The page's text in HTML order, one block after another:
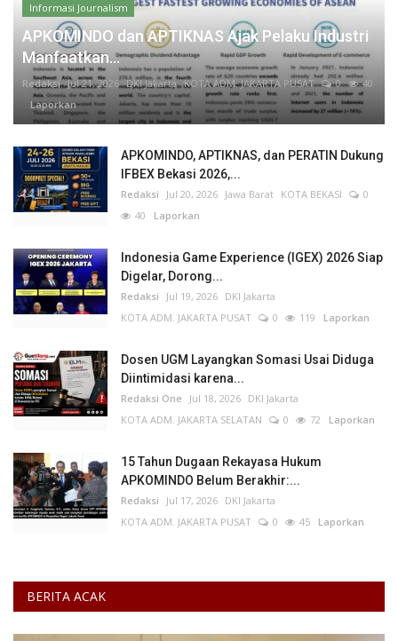
Informasi Journalism
APKOMINDO dan APTIKNAS Ajak Pelaku Industri
Manfaatkan...
Redaksi Jul 21, 2026 DKI Jakarta KOTA ADM. JAKARTA PUSAT 0
40
Laporkan
APKOMINDO, APTIKNAS, dan PERATIN Dukung
IFBEX Bekasi 2026,...
Redaksi Jul 20, 2026 Jawa Barat KOTA BEKASI
0
40 Laporkan
Indonesia Game Experience (IGEX) 2026 Siap
Digelar, Dorong...
Redaksi Jul 19, 2026 DKI Jakarta
KOTA ADM. JAKARTA PUSAT
0 119 Laporkan
Dosen UGM Layangkan Somasi Usai Diduga
Diintimidasi karena...
Redaksi One Jul 18, 2026 DKI Jakarta
KOTA ADM. JAKARTA SELATAN
0 72 Laporkan
15 Tahun Dugaan Rekayasa Hukum
APKOMINDO Belum Berakhir:...
Redaksi Jul 17, 2026 DKI Jakarta
KOTA ADM. JAKARTA PUSAT
0 45 Laporkan
BERITA ACAK